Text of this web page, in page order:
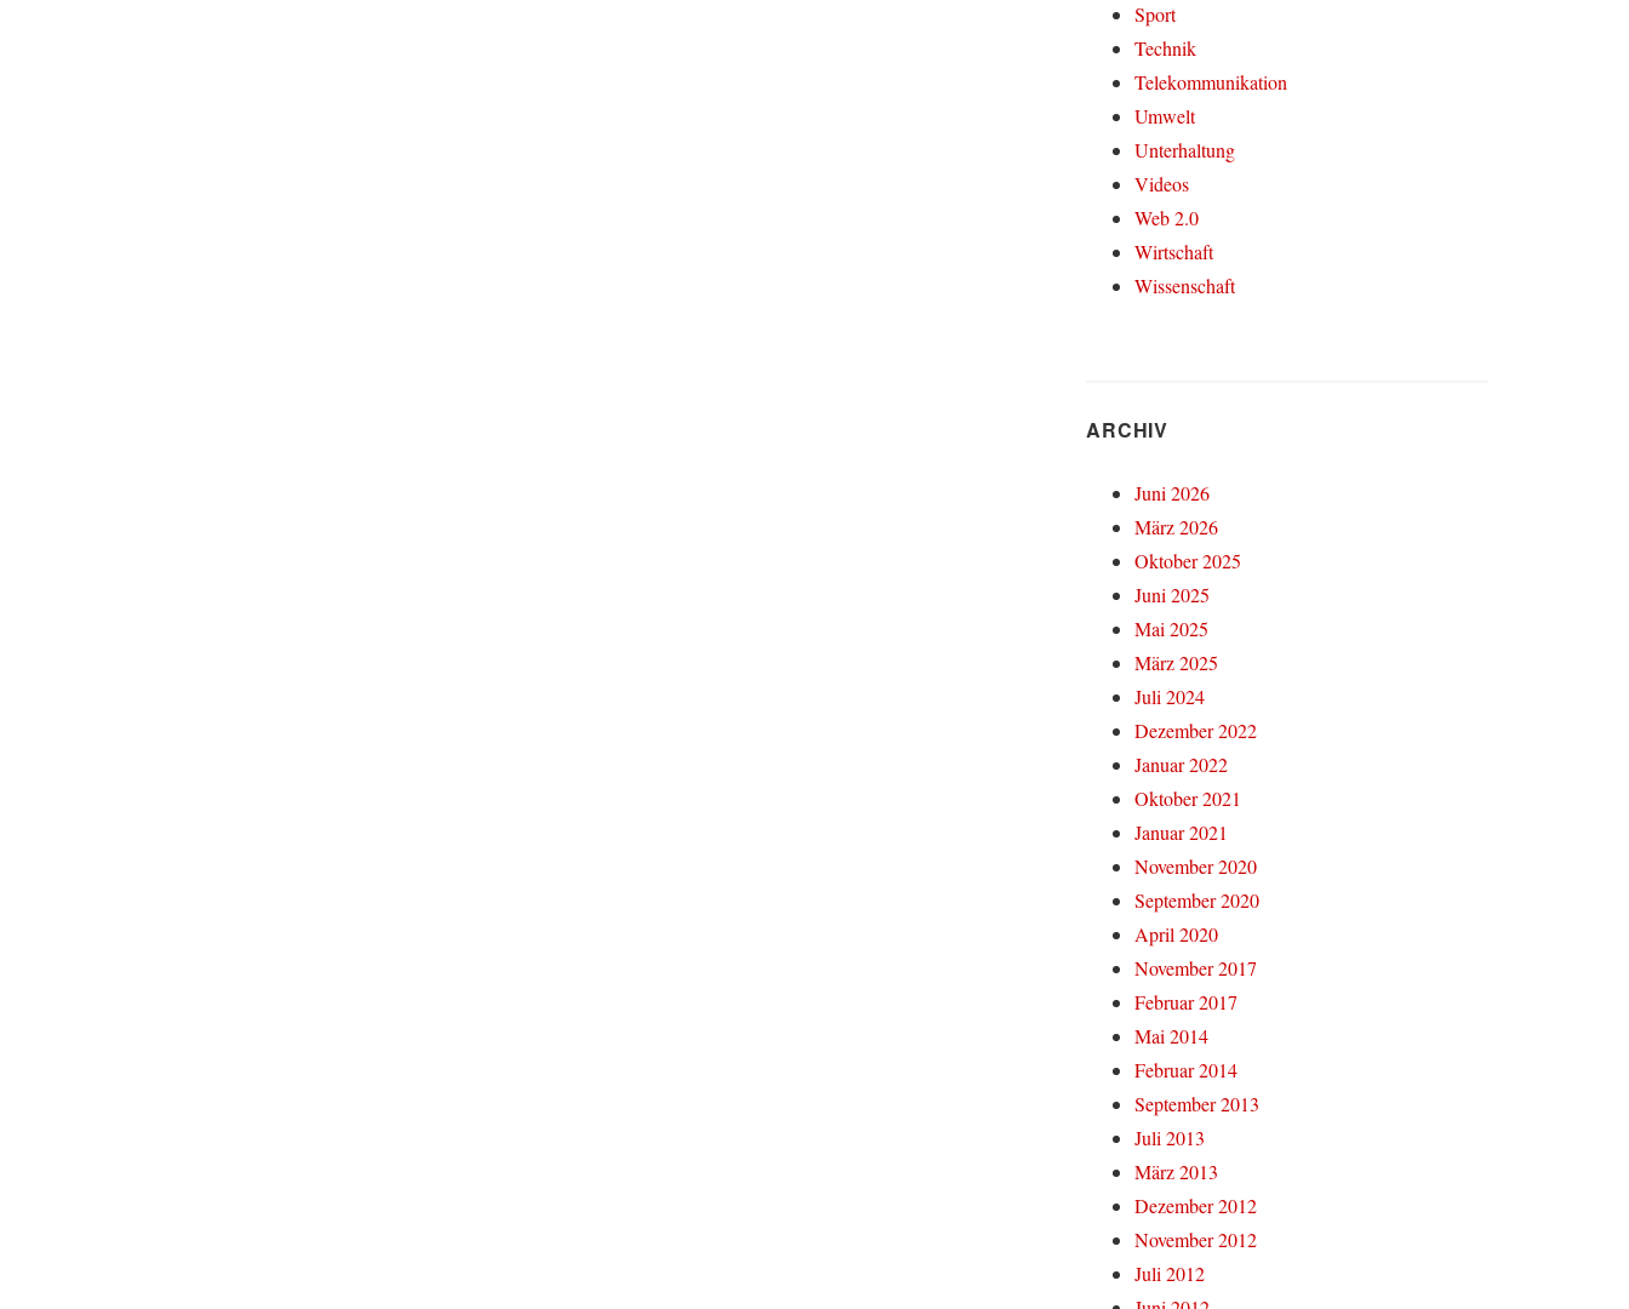
Sport
Technik
Telekommunikation
Umwelt
Unterhaltung
Videos
Web 2.0
Wirtschaft
Wissenschaft
ARCHIV
Juni 2026
März 2026
Oktober 2025
Juni 2025
Mai 2025
März 2025
Juli 2024
Dezember 2022
Januar 2022
Oktober 2021
Januar 2021
November 2020
September 2020
April 2020
November 2017
Februar 2017
Mai 2014
Februar 2014
September 2013
Juli 2013
März 2013
Dezember 2012
November 2012
Juli 2012